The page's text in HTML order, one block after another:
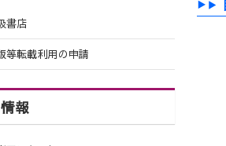
書店
等転載利用の申請
報